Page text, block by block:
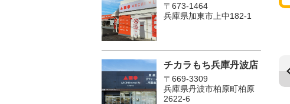
〒673-1464
兵庫県加東市上中182-1
チカラもち兵庫丹波店
〒669-3309
兵庫県丹波市柏原町柏原
2622-6